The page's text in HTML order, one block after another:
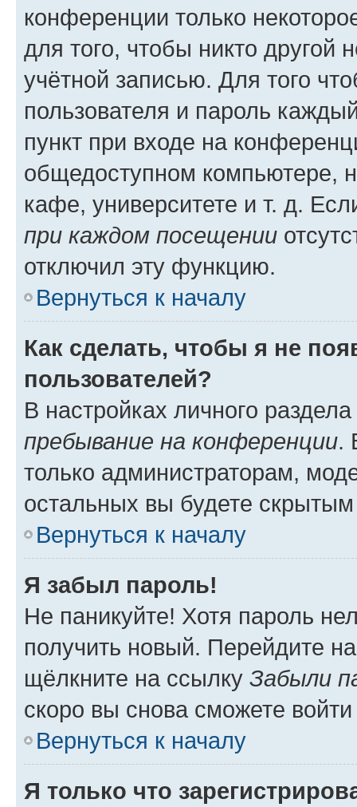
конференции только
для того, чтобы никто другой
учётной записью. Для того
пользователя и пароль
пункт при входе на
общедоступном компьютере,
кафе, университете и т. д.
при каждом посещении
отключил эту функцию.
Вернуться к началу
Как сделать, чтобы я не
пользователей?
В настройках личного
пребывание на конференции.
только администраторам,
остальных вы будете
Вернуться к началу
Я забыл пароль!
Не паникуйте! Хотя пароль
получить новый. Перейдите
щёлкните на ссылку Забыли
скоро вы снова сможете
Вернуться к началу
Я только что